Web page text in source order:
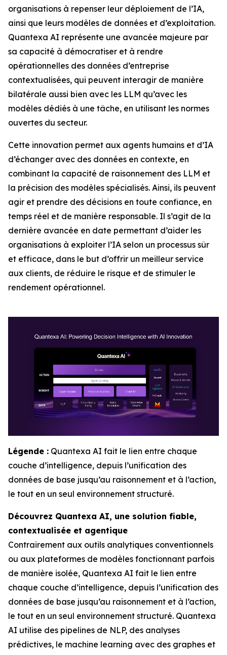
organisations à repenser leur déploiement de l’IA,
ainsi que leurs modèles de données et d’exploitation.
Quantexa AI représente une avancée majeure par
sa capacité à démocratiser et à rendre
opérationnelles des données d’entreprise
contextualisées, qui peuvent interagir de manière
bilatérale aussi bien avec les LLM qu’avec les
modèles dédiés à une tâche, en utilisant les normes
ouvertes du secteur.
Cette innovation permet aux agents humains et d’IA
d’échanger avec des données en contexte, en
combinant la capacité de raisonnement des LLM et
la précision des modèles spécialisés. Ainsi, ils peuvent
agir et prendre des décisions en toute confiance, en
temps réel et de manière responsable. Il s’agit de la
dernière avancée en date permettant d’aider les
organisations à exploiter l’IA selon un processus sûr
et efficace, dans le but d’offrir un meilleur service
aux clients, de réduire le risque et de stimuler le
rendement opérationnel.
Légende : Quantexa AI fait le lien entre chaque
couche d’intelligence, depuis l’unification des
données de base jusqu’au raisonnement et à l’action,
le tout en un seul environnement structuré.
Découvrez Quantexa AI, une solution fiable,
contextualisée et agentique
Contrairement aux outils analytiques conventionnels
ou aux plateformes de modèles fonctionnant parfois
de manière isolée, Quantexa AI fait le lien entre
chaque couche d’intelligence, depuis l’unification des
données de base jusqu’au raisonnement et à l’action,
le tout en un seul environnement structuré. Quantexa
AI utilise des pipelines de NLP, des analyses
prédictives, le machine learning avec des graphes et